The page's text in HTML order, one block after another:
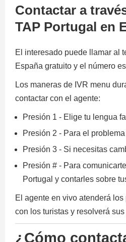
Contactar a
TAP Portugal en
El interesado puede llamar al
España gratuito y el número
Los maneras de IVR menu
contactar con el agente:
Presión 1 - Elige tu lengua
Presión 2 - Para el
Presión 3 - Si necesitas
Presión # - Para
Portugal y contarles sobre
El agente en vivo atenderá
con los turistas y resolverá sus
¿Cómo